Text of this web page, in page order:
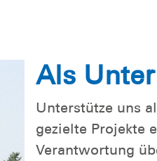
Als
Unterstütze uns
gezielte Projekte
Verantwortung